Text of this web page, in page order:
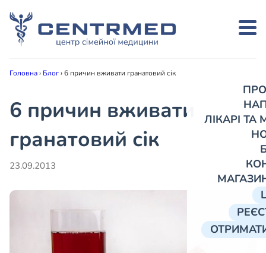
ЛІКАРІ
Головна› Блог›6 причин вживати гранатовий сік
6 причин вживати
гранатовий сік
23.09.2013